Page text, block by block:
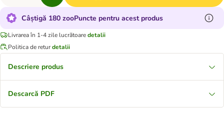
Câștigă 180 zooPuncte pentru acest produs
Livrarea în 1-4 zile lucrătoaredetalii
Politica de returdetalii
Descriere produs
Descarcă PDF